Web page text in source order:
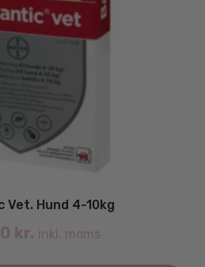
Vet. Hund 4-10kg
kr. inkl. moms